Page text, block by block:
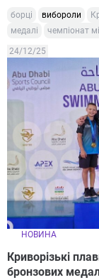
борці вибороли
медалі
чемпіонат
24/12/25
НОВИНА
Криворізькі
бронзових